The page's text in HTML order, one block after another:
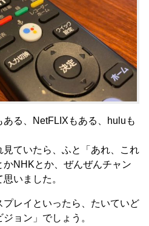
る、NetFLIXもある、huluも
ていたら、ふと「あれ、これ
NHKとか、ぜんぜんチャン
いました。
レイといったら、たいていど
ョン」でしょう。